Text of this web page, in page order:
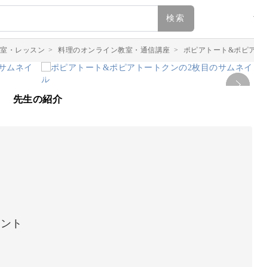
検索
・レッスン > 料理のオンライン教室・通信講座 > ポピアトート&ポピ
先生の紹介
ト